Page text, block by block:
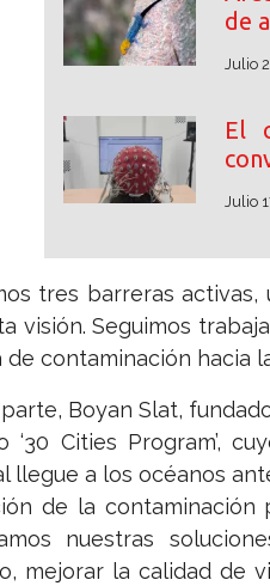
de
Julio
El
Julio
tres barreras
visión. Seguimos
de contaminación hacia
Boyan Slat,
‘30 Cities Program’,
llegue a los océanos
de la contaminación
nuestras
mejorar la calidad de